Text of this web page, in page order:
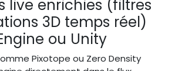
live enrichies (filtres
3D temps réel)
ou Unity
Pixotope ou Zero Density